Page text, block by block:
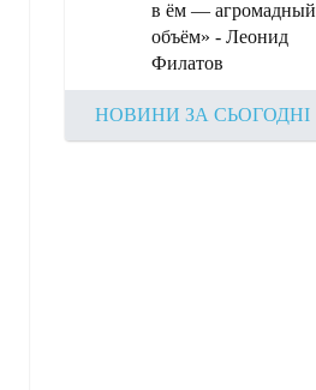
в ём — агромадный
объём» - Леонид
Филатов
НОВИНИ ЗА СЬОГОДНІ